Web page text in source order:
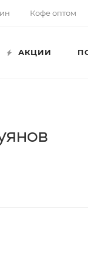
Кофе оптом
АКЦИИ